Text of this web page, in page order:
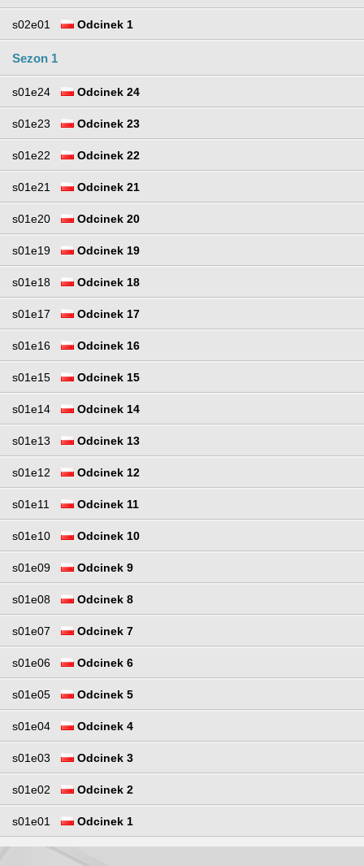
s02e01 Odcinek 1
Sezon 1
s01e24 Odcinek 24
s01e23 Odcinek 23
s01e22 Odcinek 22
s01e21 Odcinek 21
s01e20 Odcinek 20
s01e19 Odcinek 19
s01e18 Odcinek 18
s01e17 Odcinek 17
s01e16 Odcinek 16
s01e15 Odcinek 15
s01e14 Odcinek 14
s01e13 Odcinek 13
s01e12 Odcinek 12
s01e11 Odcinek 11
s01e10 Odcinek 10
s01e09 Odcinek 9
s01e08 Odcinek 8
s01e07 Odcinek 7
s01e06 Odcinek 6
s01e05 Odcinek 5
s01e04 Odcinek 4
s01e03 Odcinek 3
s01e02 Odcinek 2
s01e01 Odcinek 1